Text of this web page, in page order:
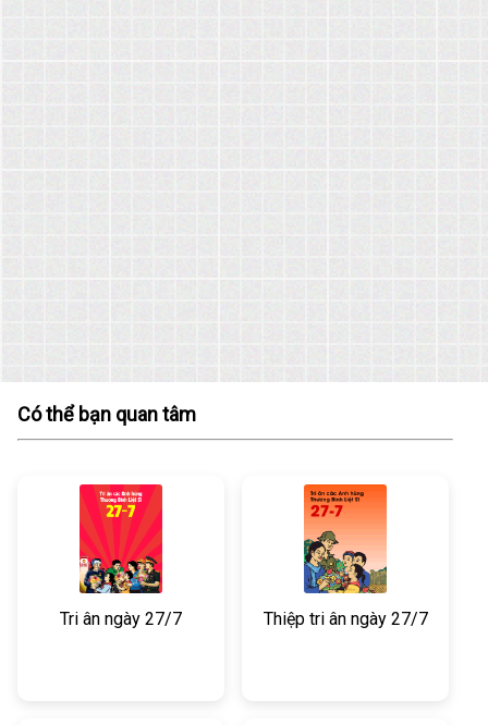
Có thể bạn quan tâm
Tri ân ngày 27/7 Thiệp tri ân ngày 27/7